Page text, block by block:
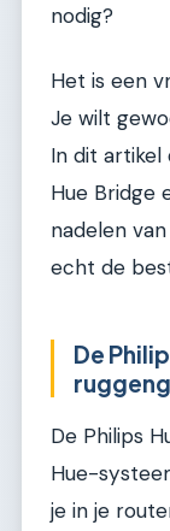
nodig?
Het is een
Je wilt
In dit artikel
Hue Bridge
nadelen
echt de
De
De Philips
Hue-
je in je